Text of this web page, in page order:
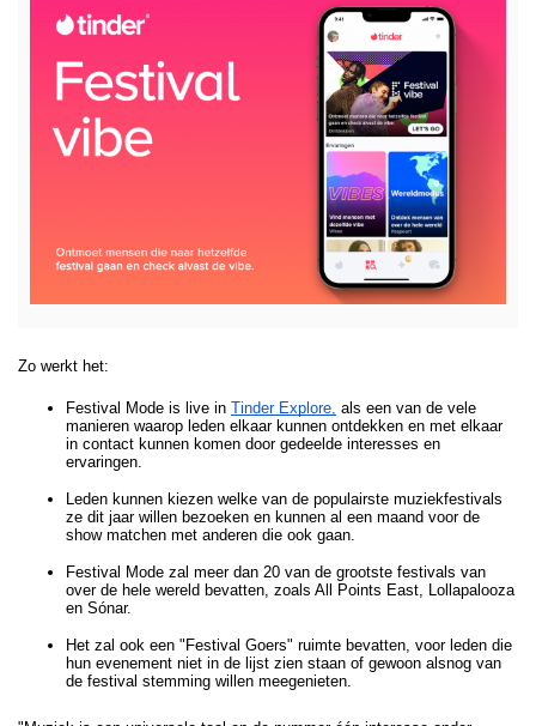
View
File
Zo werkt het:
Festival Mode is live in Tinder Explore, als een van de vele
manieren waarop leden elkaar kunnen ontdekken en met elkaar
in contact kunnen komen door gedeelde interesses en
ervaringen.
Leden kunnen kiezen welke van de populairste muziekfestivals
ze dit jaar willen bezoeken en kunnen al een maand voor de
show matchen met anderen die ook gaan.
Festival Mode zal meer dan 20 van de grootste festivals van
over de hele wereld bevatten, zoals All Points East, Lollapalooza
en Sónar.
Het zal ook een "Festival Goers" ruimte bevatten, voor leden die
hun evenement niet in de lijst zien staan of gewoon alsnog van
de festival stemming willen meegenieten.